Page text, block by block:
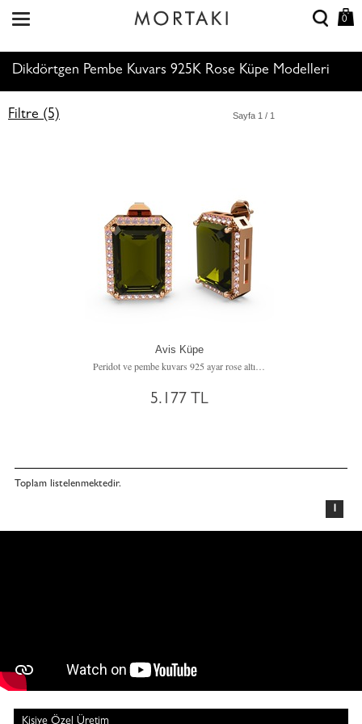
0
Dikdörtgen Pembe Kuvars 925K Rose Küpe Modelleri
Filtre (5) Sayfa 1 / 1
Avis Küpe
5.177 TL
Toplam listelenmektedir.
1
Kişiye Özel Üretim